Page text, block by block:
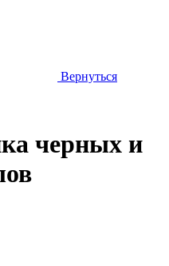
Вернуться
черных и